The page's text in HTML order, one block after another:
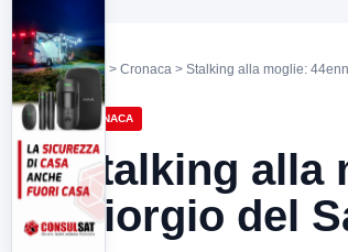
Home > Cronaca > Stalking alla moglie:
CRONACA
Stalking alla
Giorgio del